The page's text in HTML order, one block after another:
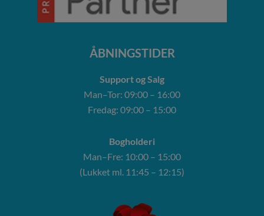
ÅBNINGSTIDER
Support og Salg
Man–Tor: 09:00 – 16:00
Fredag: 09:00 – 15:00
Bogholderi
Man–Fre: 10:00 – 15:00
(Lukket ml. 11:45 – 12:15)